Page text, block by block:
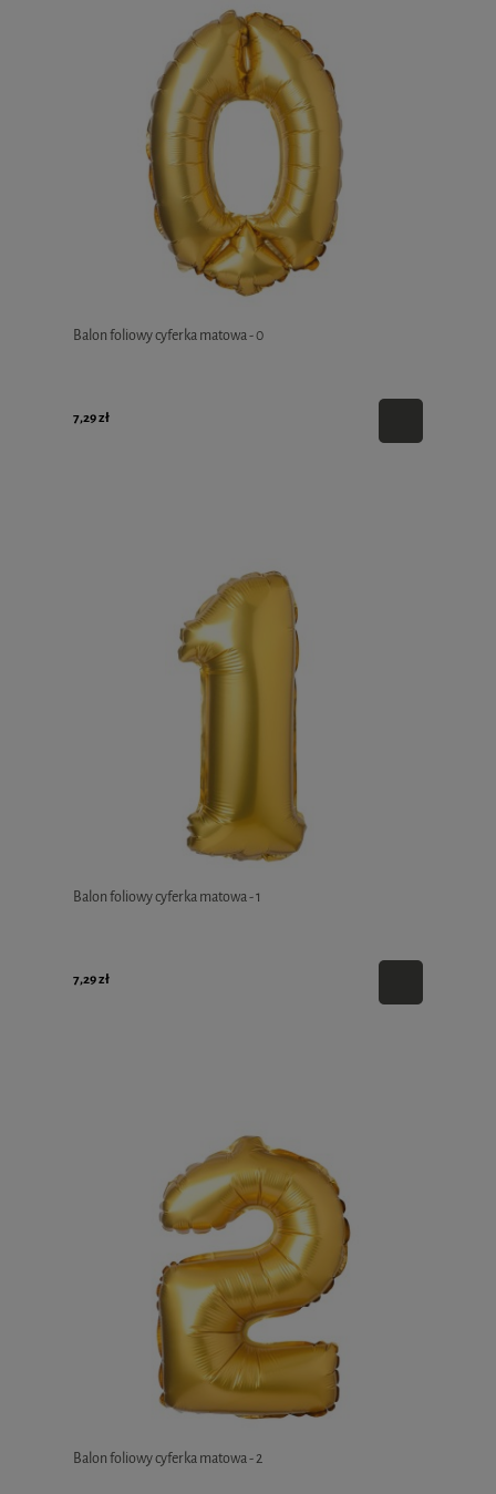
Balon foliowy cyferka matowa - 0
7,29 zł
Balon foliowy cyferka matowa - 1
7,29 zł
Balon foliowy cyferka matowa - 2